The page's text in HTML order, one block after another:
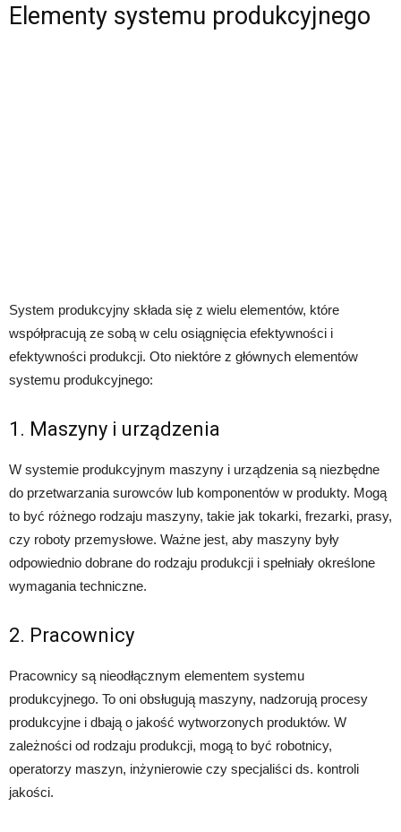
Elementy systemu produkcyjnego
System produkcyjny składa się z wielu elementów, które
współpracują ze sobą w celu osiągnięcia efektywności i
efektywności produkcji. Oto niektóre z głównych elementów
systemu produkcyjnego:
1. Maszyny i urządzenia
W systemie produkcyjnym maszyny i urządzenia są niezbędne
do przetwarzania surowców lub komponentów w produkty. Mogą
to być różnego rodzaju maszyny, takie jak tokarki, frezarki, prasy,
czy roboty przemysłowe. Ważne jest, aby maszyny były
odpowiednio dobrane do rodzaju produkcji i spełniały określone
wymagania techniczne.
2. Pracownicy
Pracownicy są nieodłącznym elementem systemu
produkcyjnego. To oni obsługują maszyny, nadzorują procesy
produkcyjne i dbają o jakość wytworzonych produktów. W
zależności od rodzaju produkcji, mogą to być robotnicy,
operatorzy maszyn, inżynierowie czy specjaliści ds. kontroli
jakości.